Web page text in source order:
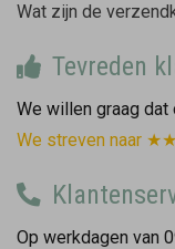
Wat zijn de
Tevreden
We willen graag dat
We streven naar
Op werkdagen van